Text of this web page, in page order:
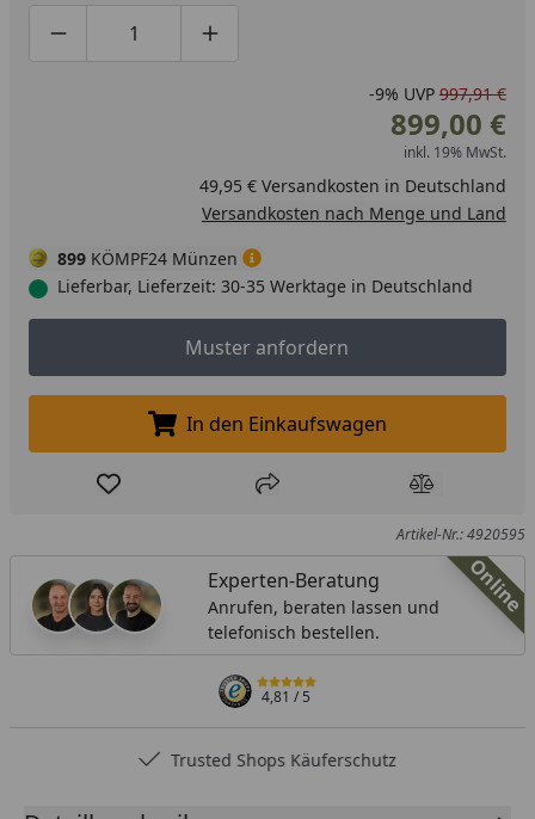
Produktmenge um eins verringern
Produktmenge manuell eingeben
Produktmenge um eins erhöhen
-9% UVP 997,91 €
899,00 €
inkl. 19% MwSt.
49,95 € Versandkosten in Deutschland
Versandkosten nach Menge und Land
899 KÖMPF24 Münzen
Lieferbar, Lieferzeit: 30-35 Werktage in Deutschland
Muster anfordern
Muster anfordern
In den Einkaufswagen legen
In den Einkaufswagen
Produkt zur Wunschliste hinzufügen
Teilen Produkt
Artikel-Nr.: 4920595
Online
Experten-Beratung
Anrufen, beraten lassen und
telefonisch bestellen.
4,81/ 5
Trusted Shops Käuferschutz